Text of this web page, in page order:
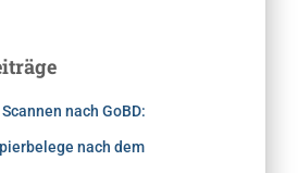
nach GoBD:
nach dem